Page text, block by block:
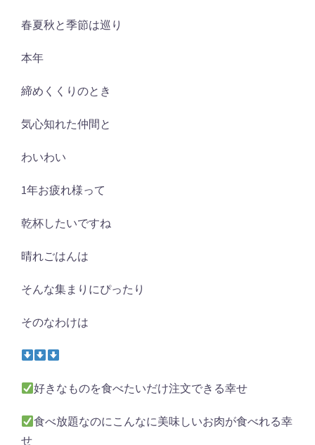
春夏秋と季節は巡り
本年
締めくくりのとき
気心知れた仲間と
わいわい
1年お疲れ様って
乾杯したいですね
晴れごはんは
そんな集まりにぴったり
そのなわけは
好きなものを食べたいだけ注文できる幸せ
食べ放題なのにこんなに美味しいお肉が食べれる幸
せ